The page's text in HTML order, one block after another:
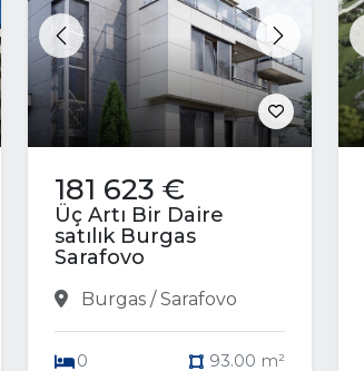
Previous Next
181 623 €
Üç Artı Bir Daire
satılık Burgas
Sarafovo
Burgas / Sarafovo
0 93.00 m²